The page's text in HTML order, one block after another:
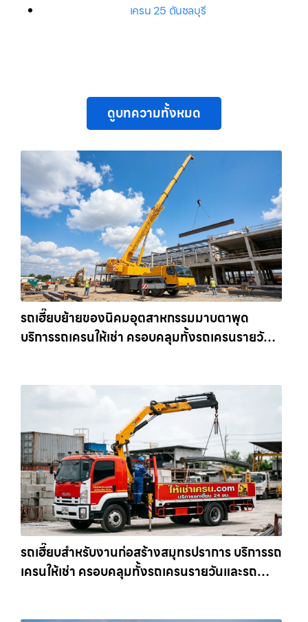
เครน 25 ตันชลบุรี
ดูบทความทั้งหมด
รถเฮี๊ยบย้ายของนิคมอุตสาหกรรมมาบตาพุด
บริการรถเครนให้เช่า ครอบคลุมทั้งรถเครนรายวัน
รถเฮี๊ยบสำหรับงานก่อสร้างสมุทรปราการ บริการรถ
เครนให้เช่า ครอบคลุมทั้งรถเครนรายวันและรถ